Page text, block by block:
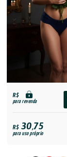
R$
para revenda
R$30,75
para uso próprio